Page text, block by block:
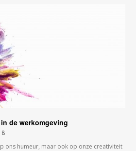
de werkomgeving
ons humeur, maar ook op onze creativiteit